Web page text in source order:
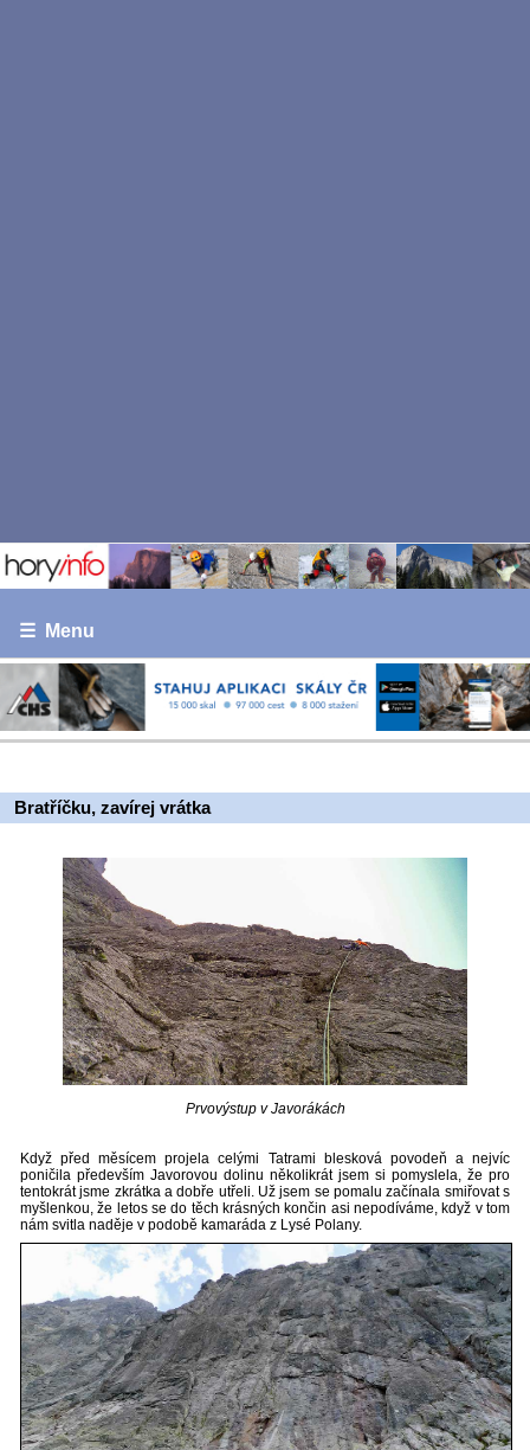
☰ Menu
Bratříčku, zavírej vrátka
Prvovýstup v Javorákách
Když před měsícem projela celými Tatrami blesková povodeň a nejvíc
poničila především Javorovou dolinu několikrát jsem si pomyslela, že pro
tentokrát jsme zkrátka a dobře utřeli. Už jsem se pomalu začínala smiřovat s
myšlenkou, že letos se do těch krásných končin asi nepodíváme, když v tom
nám svitla naděje v podobě kamaráda z Lysé Polany.